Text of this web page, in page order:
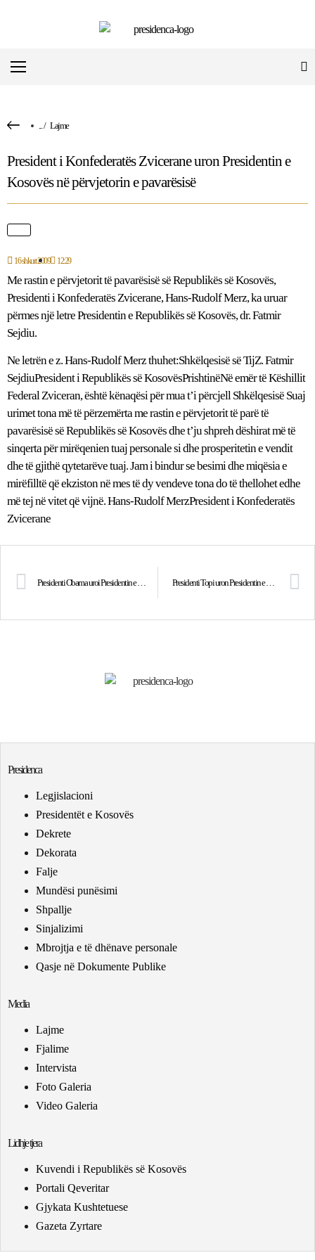
.../ Lajme
President i Konfederatës Zvicerane uron Presidentin e
Kosovës në përvjetorin e pavarësisë
16 shkurt 2009 12:29
Me rastin e përvjetorit të pavarësisë së Republikës së Kosovës,
Presidenti i Konfederatës Zvicerane, Hans-Rudolf Merz, ka uruar
përmes një letre Presidentin e Republikës së Kosovës, dr. Fatmir
Sejdiu.
Ne letrën e z. Hans-Rudolf Merz thuhet:Shkëlqesisë së TijZ. Fatmir
SejdiuPresident i Republikës së KosovësPrishtinëNë emër të Këshillit
Federal Zviceran, është kënaqësi për mua t’i përcjell Shkëlqesisë Suaj
urimet tona më të përzemërta me rastin e përvjetorit të parë të
pavarësisë së Republikës së Kosovës dhe t’ju shpreh dëshirat më të
sinqerta për mirëqenien tuaj personale si dhe prosperitetin e vendit
dhe të gjithë qytetarëve tuaj. Jam i bindur se besimi dhe miqësia e
mirëfilltë që ekziston në mes të dy vendeve tona do të thellohet edhe
më tej në vitet që vijnë. Hans-Rudolf MerzPresident i Konfederatës
Zvicerane
Presidenca
Legjislacioni
Presidentët e Kosovës
Dekrete
Dekorata
Falje
Mundësi punësimi
Shpallje
Sinjalizimi
Mbrojtja e të dhënave personale
Qasje në Dokumente Publike
Media
Lajme
Fjalime
Intervista
Foto Galeria
Video Galeria
Lidhje tjera
Kuvendi i Republikës së Kosovës
Portali Qeveritar
Gjykata Kushtetuese
Gazeta Zyrtare